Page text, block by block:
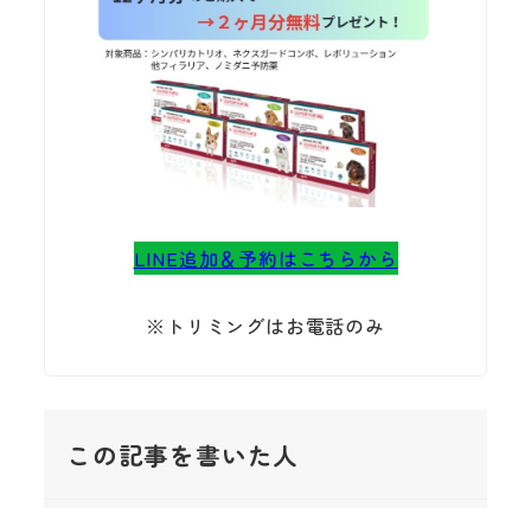
LINE追加＆予約はこちらから
※トリミングはお電話のみ
この記事を書いた人